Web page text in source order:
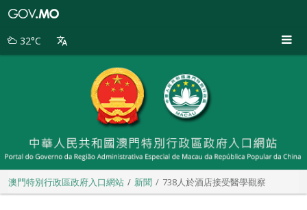
別
32°C
澳門特別行政區政府入口網站 新聞 738人於酒店接受醫學觀察